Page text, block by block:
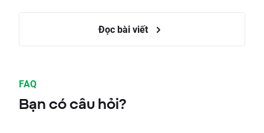
Đọc bài viết
FAQ
Bạn có câu hỏi?